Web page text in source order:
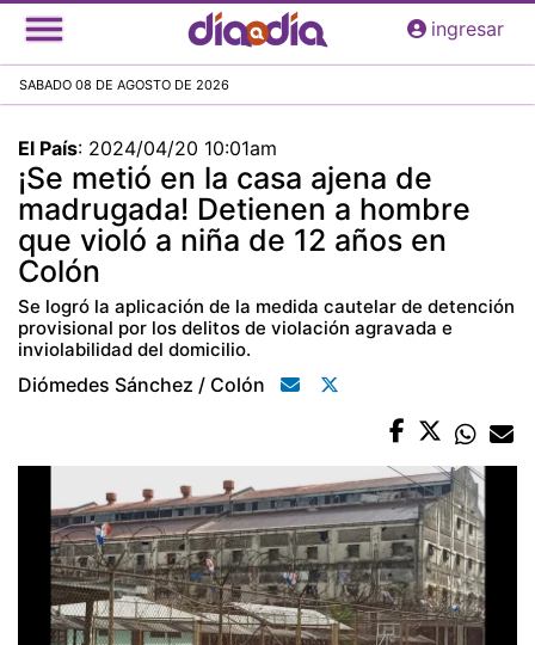
Pasar
al
principal
ingresar
SABADO 08 DE AGOSTO DE 2026
El País: 2024/04/20 10:01am
¡Se metió en la casa ajena de
madrugada! Detienen a hombre
que violó a niña de 12 años en
Colón
Se logró la aplicación de la medida cautelar de detención
provisional por los delitos de violación agravada e
inviolabilidad del domicilio.
Diómedes Sánchez / Colón